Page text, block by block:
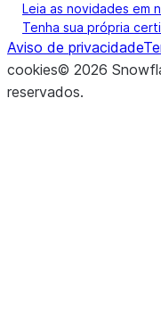
Leia as novidades em
Tenha sua própria
Aviso de privacidade
cookies© 2026
reservados.